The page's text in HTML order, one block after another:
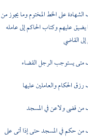
على الخط المختوم وما يجوز من
عليهم وكتاب الحاكم إلى عامله
القاضي
متى يستوجب الرجل القضاء
الحكام والعاملين عليها
من قضى ولاعن في المسجد
من حكم في المسجد حتى إذا أتى على